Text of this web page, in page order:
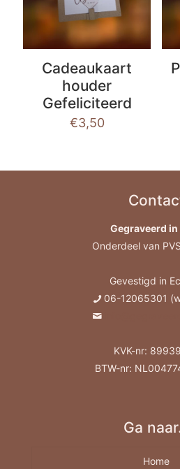
Cadeaukaart
houder
Gefeliciteerd
€3,50
Gegraveerd in
Onderdeel van
Gevestigd in
06-12065301
KVK-nr:
BTW-nr:
Ga
Home